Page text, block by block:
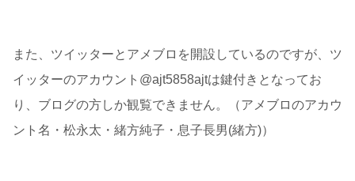
また、ツイッターとアメブロを開設しているのですが、ツ
イッターのアカウント@ajt5858ajtは鍵付きとなってお
り、ブログの方しか観覧できません。（アメブロのアカウ
ント名・松永太・緒方純子・息子長男(緒方)）